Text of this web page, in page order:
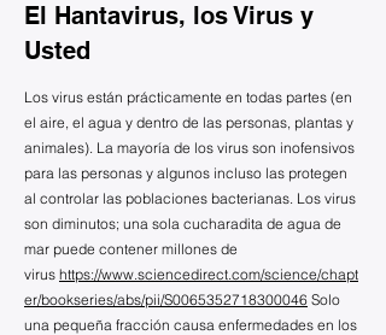
El Hantavirus, los Virus y
Usted
Los virus están prácticamente en todas partes (en
el aire, el agua y dentro de las personas, plantas y
animales). La mayoría de los virus son inofensivos
para las personas y algunos incluso las protegen
al controlar las poblaciones bacterianas. Los virus
son diminutos; una sola cucharadita de agua de
mar puede contener millones de
virus https://www.sciencedirect.com/science/chapt
er/bookseries/abs/pii/S0065352718300046 Solo
una pequeña fracción causa enfermedades en los